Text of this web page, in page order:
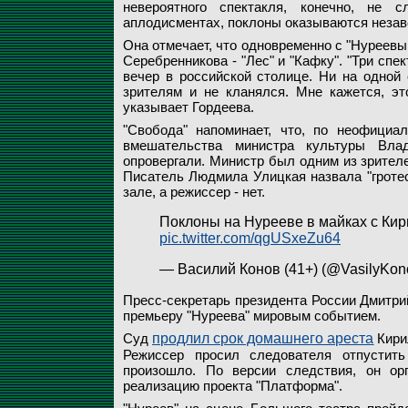
невероятного спектакля, конечно,
аплодисментах, поклоны оказываются
Она отмечает, что одновременно с
Серебренникова - "Лес" и "Кафку". "Три
вечер в российской столице. Ни на
зрителям и не кланялся. Мне кажется,
указывает Гордеева.
"Свобода" напоминает, что, по
вмешательства министра культуры
опровергали. Министр был одним из
Писатель Людмила Улицкая назвала
зале, а режиссер - нет.
Поклоны на Нурееве в майках с
pic.twitter.com/qgUSxeZu64
— Василий Конов (41+)
Пресс-секретарь президента России
премьеру "Нуреева" мировым событием.
Суд продлил срок домашнего ареста
Режиссер просил следователя
произошло. По версии следствия, он
реализацию проекта "Платформа".